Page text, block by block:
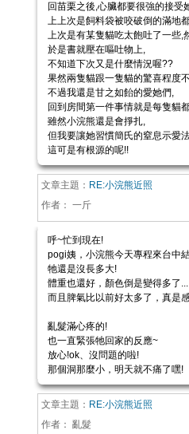
回苗栗之後,心臟都要很強的接受
上上次是飼料袋被咬破倒的滿地
上次是有某隻貓吃太飽吐了一些,
於是書就壓在嘔吐物上,
不知道下次又是什麼情況喔??
果然兩隻貓跟一隻貓的驚喜程度
不過我還是甘之如飴的愛她們,
回到房間第一件事情就是每隻貓
雖然小浣熊還是會掙扎,
但我要讓她習慣簡氏的窒息示愛
這可是有根源的呢!!
文章主題： RE:小浣熊近照
作者： 一斤
呼~忙到現在!
pogi姨，小浣熊今天專程來台中
牠還是沒長多大!
體重也還好，顏色倒是變得多了...
而且脾氣比以前好太多了，真是
亂髮滿心疼的!
也一直緊張牠回家的反應~
放心!ok、沒問題的啦!
那個洞那麼小，明天就不痛了嘿!
文章主題： RE:小浣熊近照
作者： 亂髮